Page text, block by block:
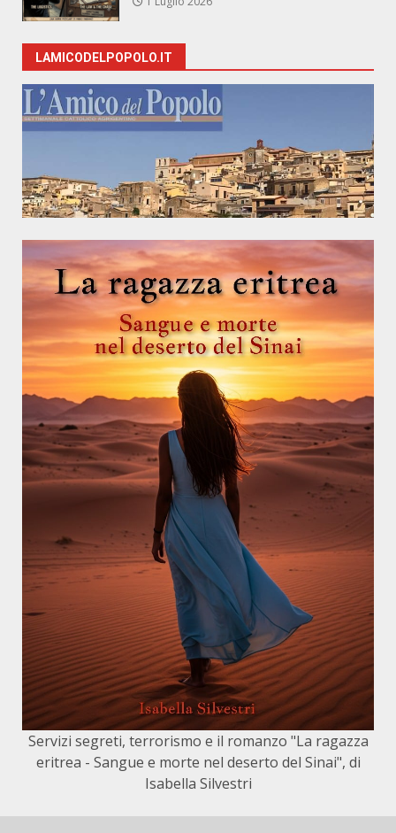
LAMICODELPOPOLO.IT
Servizi segreti, terrorismo e il romanzo "La ragazza
eritrea - Sangue e morte nel deserto del Sinai", di
Isabella Silvestri